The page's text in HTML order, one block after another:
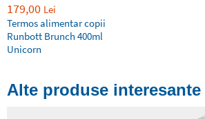
179,00 Lei
Termos alimentar copii
Runbott Brunch 400ml
Unicorn
Alte produse interesante